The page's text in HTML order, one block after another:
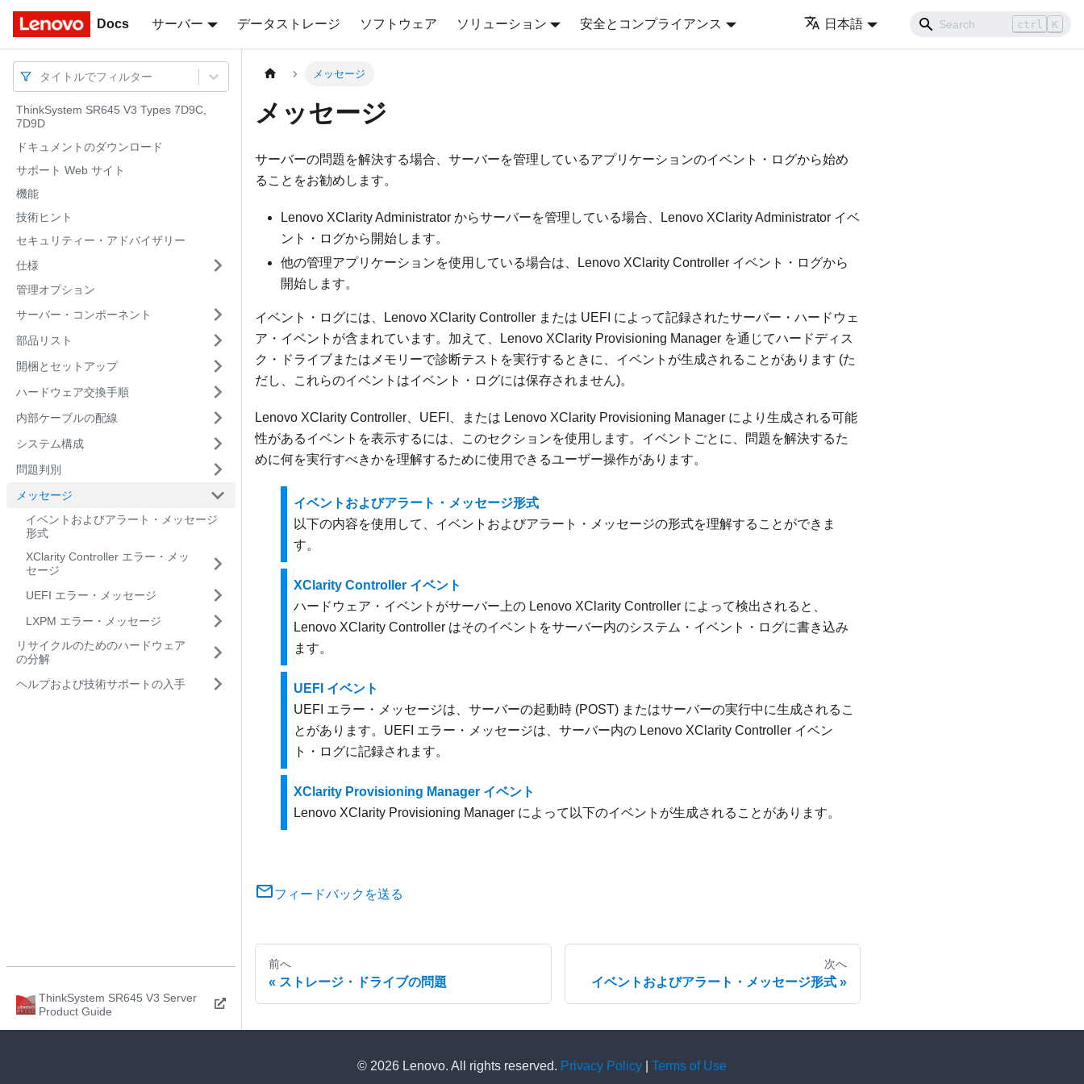
Docs サーバー データストレージ ソフトウェア ソリューション 安全とコンプライアンス 日本語 ctrl K
Docs
タイトルでフィルター
ThinkSystem SR645 V3 Types 7D9C,
7D9D
ドキュメントのダウンロード
サポート Web サイト
機能
技術ヒント
セキュリティー・アドバイザリー
仕様
管理オプション
サーバー・コンポーネント
部品リスト
開梱とセットアップ
ハードウェア交換手順
内部ケーブルの配線
システム構成
問題判別
メッセージ
イベントおよびアラート・メッセージ
形式
XClarity Controller エラー・メッ
セージ
UEFI エラー・メッセージ
LXPM エラー・メッセージ
リサイクルのためのハードウェア
の分解
ヘルプおよび技術サポートの入手
ThinkSystem SR645 V3 Server
Product Guide
メッセージ
メッセージ
サーバーの問題を解決する場合、サーバーを管理しているアプリケーションのイベント・ログから始め
ることをお勧めします。
Lenovo XClarity Administrator からサーバーを管理している場合、 Lenovo XClarity Administrator イベ
ント・ログから開始します。
他の管理アプリケーションを使用している場合は、
Lenovo XClarity Controller イベント・ログから
開始します。
イベント・ログには、 Lenovo XClarity Controller または UEFI によって記録されたサーバー・ハードウェ
ア・イベントが含まれています。加えて、
Lenovo XClarity Provisioning Manager を通じてハードディス
ク・ドライブまたはメモリーで診断テストを実行するときに、イベントが生成されることがあります (た
だし、これらのイベントはイベント・ログには保存されません)。
Lenovo XClarity Controller 、UEFI、または Lenovo XClarity Provisioning Manager により生成される可能
性があるイベントを表示するには、このセクションを使用します。イベントごとに、問題を解決するた
めに何を実行すべきかを理解するために使用できるユーザー操作があります。
イベントおよびアラート・メッセージ形式
以下の内容を使用して、イベントおよびアラート・メッセージの形式を理解することができま
す。
XClarity Controller イベント
ハードウェア・イベントがサーバー上の Lenovo XClarity Controller によって検出されると、
Lenovo XClarity Controller はそのイベントをサーバー内のシステム・イベント・ログに書き込み
ます。
UEFI イベント
UEFI エラー・メッセージは、サーバーの起動時 (POST) またはサーバーの実行中に生成されるこ
とがあります。UEFI エラー・メッセージは、サーバー内の Lenovo XClarity Controller イベン
ト・ログに記録されます。
XClarity Provisioning Manager イベント
Lenovo XClarity Provisioning Manager によって以下のイベントが生成されることがあります。
フィードバックを送る
前へ
ストレージ・ドライブの問題
次へ
イベントおよびアラート・メッセージ形式
© 2026 Lenovo. All rights reserved. Privacy Policy Terms of Use